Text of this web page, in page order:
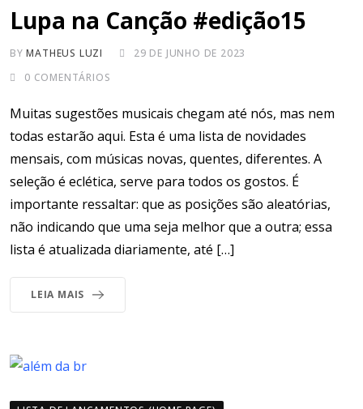
Lupa na Canção #edição15
BYMATHEUS LUZI
29 DE JUNHO DE 2023
0 COMENTÁRIOS
Muitas sugestões musicais chegam até nós, mas nem
todas estarão aqui. Esta é uma lista de novidades
mensais, com músicas novas, quentes, diferentes. A
seleção é eclética, serve para todos os gostos. É
importante ressaltar: que as posições são aleatórias,
não indicando que uma seja melhor que a outra; essa
lista é atualizada diariamente, até […]
LEIA MAIS